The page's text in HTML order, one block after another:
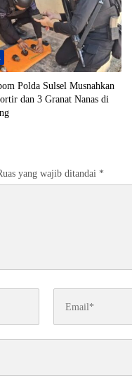
Polda Sulsel Musnahkan
dan 3 Granat Nanas di
yang wajib ditandai *